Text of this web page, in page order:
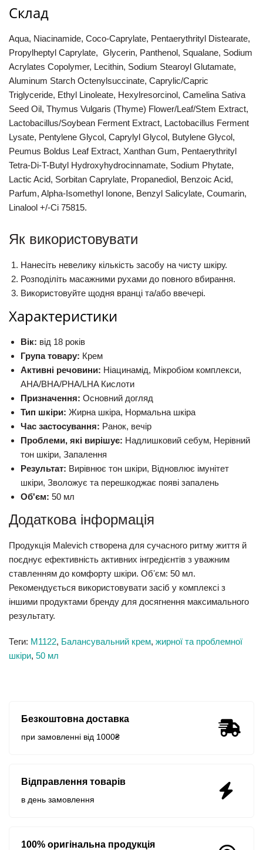
Склад
Aqua, Niacinamide, Coco-Caprylate, Pentaerythrityl Distearate,
Propylheptyl Caprylate, Glycerin, Panthenol, Squalane, Sodium
Acrylates Copolymer, Lecithin, Sodium Stearoyl Glutamate,
Aluminum Starch Octenylsuccinate, Caprylic/Capric
Triglyceride, Ethyl Linoleate, Hexylresorcinol, Camelina Sativa
Seed Oil, Thymus Vulgaris (Thyme) Flower/Leaf/Stem Extract,
Lactobacillus/Soybean Ferment Extract, Lactobacillus Ferment
Lysate, Pentylene Glycol, Caprylyl Glycol, Butylene Glycol,
Peumus Boldus Leaf Extract, Xanthan Gum, Pentaerythrityl
Tetra-Di-T-Butyl Hydroxyhydrocinnamate, Sodium Phytate,
Lactic Acid, Sorbitan Caprylate, Propanediol, Benzoic Acid,
Parfum, Alpha-Isomethyl Ionone, Benzyl Salicylate, Coumarin,
Linalool +/-Ci 75815.
Як використовувати
Нанесіть невелику кількість засобу на чисту шкіру.
Розподіліть масажними рухами до повного вбирання.
Використовуйте щодня вранці та/або ввечері.
Характеристики
Вік: від 18 років
Група товару: Крем
Активні речовини: Ніацинамід, Мікробіом комплекси,
AHA/BHA/PHA/LHA Кислоти
Призначення: Основний догляд
Тип шкіри: Жирна шкіра, Нормальна шкіра
Час застосування: Ранок, вечір
Проблеми, які вирішує: Надлишковий себум, Нерівний
тон шкіри, Запалення
Результат: Вирівнює тон шкіри, Відновлює імунітет
шкіри, Зволожує та перешкоджає появі запалень
Об'єм: 50 мл
Додаткова інформація
Продукція Malevich створена для сучасного ритму життя й
поєднує ефективність активних інгредієнтів з уважним
ставленням до комфорту шкіри. Обʼєм: 50 мл.
Рекомендується використовувати засіб у комплексі з
іншими продуктами бренду для досягнення максимального
результату.
Теги: М1122, Балансувальний крем, жирної та проблемної
шкіри, 50 мл
Безкоштовна доставка
при замовленні від 1000₴
Відправлення товарів
в день замовлення
100% оригінальна продукція